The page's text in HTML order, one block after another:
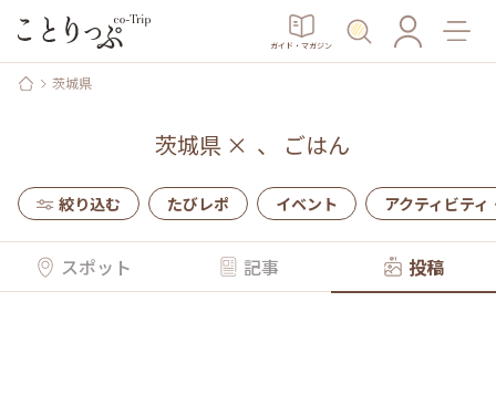
ガイド・マガジン
茨城県
茨城県 × 、 ごはん
絞り込む たびレポ イベント アクティビティ
スポット 記事 投稿